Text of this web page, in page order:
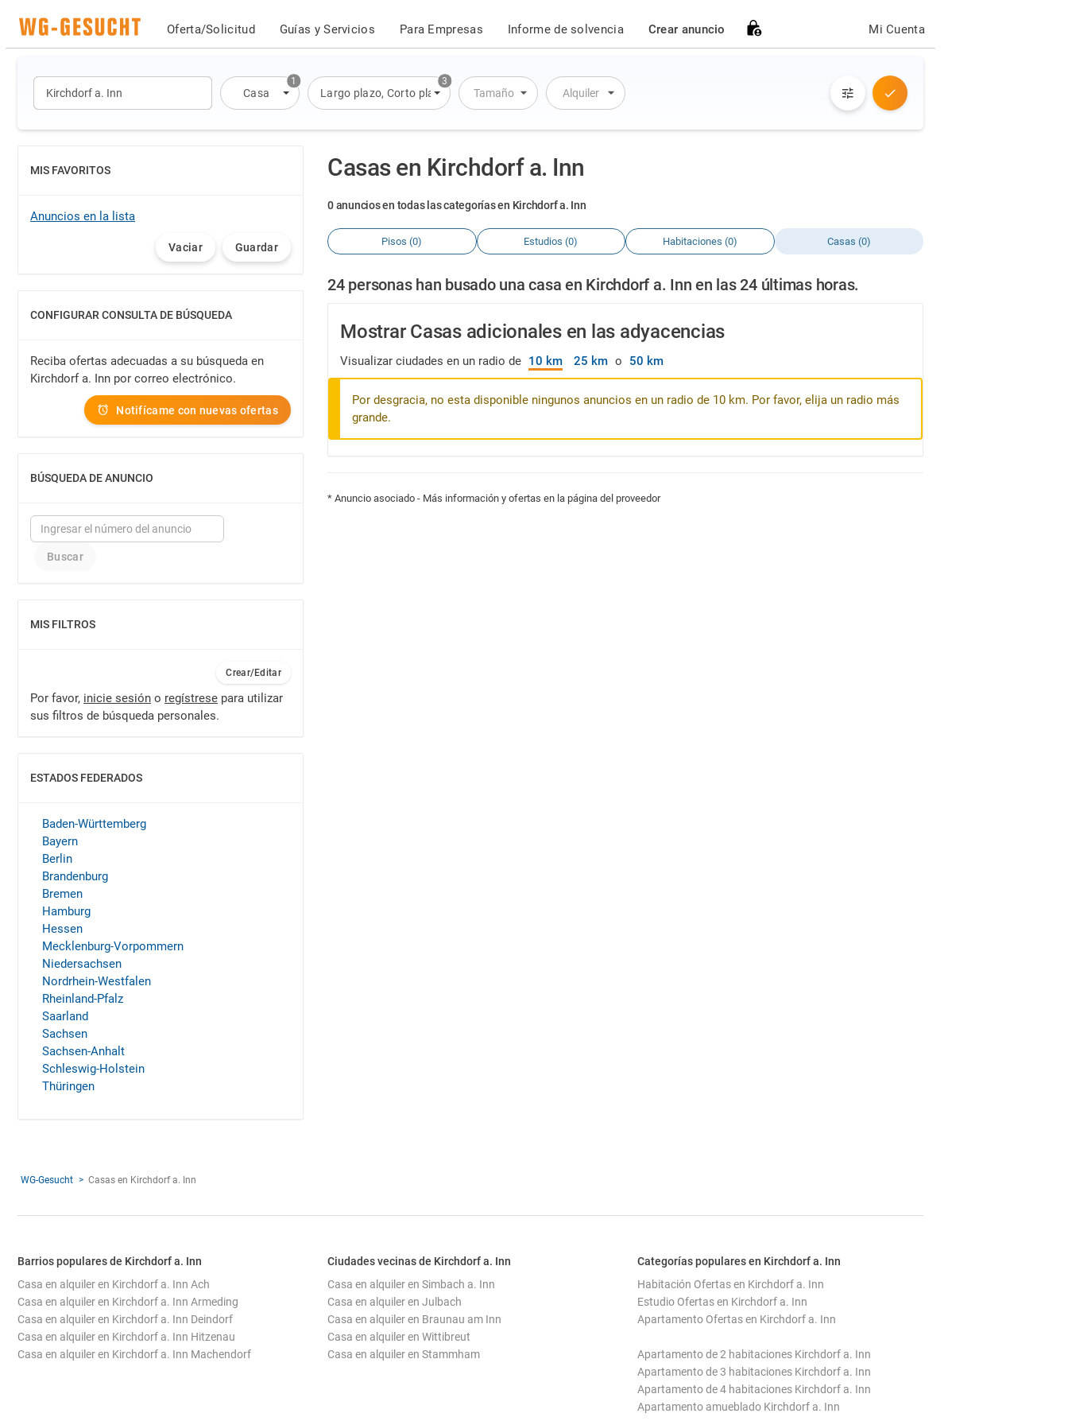
Oferta/Solicitud Guías y Servicios Para Empresas Informe de solvencia Crear anuncio Mi Cuenta
1
Casa
3
Largo plazo, Corto plazo , Alquiler por día
Tamaño Alquiler
Casas en Kirchdorf a. Inn
0 anuncios en todas las categorías en Kirchdorf a. Inn
Pisos (0) Estudios (0) Habitaciones (0) Casas (0)
24 personas han busado una casa en Kirchdorf a. Inn en las 24 últimas horas.
Mostrar Casas adicionales en las adyacencias
Visualizar ciudades en un radio de 10 km 25 km o 50 km
Por desgracia, no esta disponible ningunos anuncios en un radio de 10 km. Por favor, elija un radio más
grande.
* Anuncio asociado - Más información y ofertas en la página del proveedor
MIS FAVORITOS
MOSTRAR
Anuncios en la lista
Vaciar Guardar
CONFIGURAR CONSULTA DE BÚSQUEDA
MOSTRAR
Reciba ofertas adecuadas a su búsqueda en
Kirchdorf a. Inn por correo electrónico.
Notifícame con nuevas ofertas
BÚSQUEDA DE ANUNCIO
MOSTRAR
MIS FILTROS
MOSTRAR
Crear/Editar
Por favor, inicie sesión o regístrese para utilizar
sus filtros de búsqueda personales.
ESTADOS FEDERADOS
MOSTRAR
Baden-Württemberg
Bayern
Berlin
Brandenburg
Bremen
Hamburg
Hessen
Mecklenburg-Vorpommern
Niedersachsen
Nordrhein-Westfalen
Rheinland-Pfalz
Saarland
Sachsen
Sachsen-Anhalt
Schleswig-Holstein
Thüringen
WG-Gesucht Casas en Kirchdorf a. Inn
Barrios populares de Kirchdorf a. Inn
Casa en alquiler en Kirchdorf a. Inn Ach
Casa en alquiler en Kirchdorf a. Inn Armeding
Casa en alquiler en Kirchdorf a. Inn Deindorf
Casa en alquiler en Kirchdorf a. Inn Hitzenau
Casa en alquiler en Kirchdorf a. Inn Machendorf
Ciudades vecinas de Kirchdorf a. Inn
Casa en alquiler en Simbach a. Inn
Casa en alquiler en Julbach
Casa en alquiler en Braunau am Inn
Casa en alquiler en Wittibreut
Casa en alquiler en Stammham
Categorías populares en Kirchdorf a. Inn
Habitación Ofertas en Kirchdorf a. Inn
Estudio Ofertas en Kirchdorf a. Inn
Apartamento Ofertas en Kirchdorf a. Inn
Apartamento de 2 habitaciones Kirchdorf a. Inn
Apartamento de 3 habitaciones Kirchdorf a. Inn
Apartamento de 4 habitaciones Kirchdorf a. Inn
Apartamento amueblado Kirchdorf a. Inn